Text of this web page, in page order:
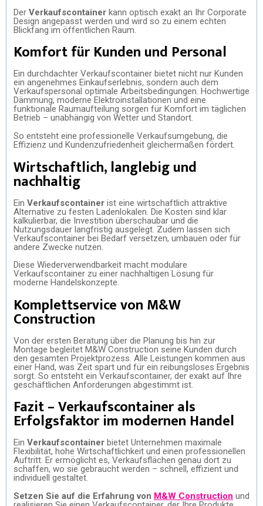
Der Verkaufscontainer kann optisch exakt an Ihr Corporate
Design angepasst werden und wird so zu einem echten
Blickfang im öffentlichen Raum.
Komfort für Kunden und Personal
Ein durchdachter Verkaufscontainer bietet nicht nur Kunden
ein angenehmes Einkaufserlebnis, sondern auch dem
Verkaufspersonal optimale Arbeitsbedingungen. Hochwertige
Dämmung, moderne Elektroinstallationen und eine
funktionale Raumaufteilung sorgen für Komfort im täglichen
Betrieb – unabhängig von Wetter und Standort.
So entsteht eine professionelle Verkaufsumgebung, die
Effizienz und Kundenzufriedenheit gleichermaßen fördert.
Wirtschaftlich, langlebig und
nachhaltig
Ein Verkaufscontainer ist eine wirtschaftlich attraktive
Alternative zu festen Ladenlokalen. Die Kosten sind klar
kalkulierbar, die Investition überschaubar und die
Nutzungsdauer langfristig ausgelegt. Zudem lassen sich
Verkaufscontainer bei Bedarf versetzen, umbauen oder für
andere Zwecke nutzen.
Diese Wiederverwendbarkeit macht modulare
Verkaufscontainer zu einer nachhaltigen Lösung für
moderne Handelskonzepte.
Komplettservice von M&W
Construction
Von der ersten Beratung über die Planung bis hin zur
Montage begleitet M&W Construction seine Kunden durch
den gesamten Projektprozess. Alle Leistungen kommen aus
einer Hand, was Zeit spart und für ein reibungsloses Ergebnis
sorgt. So entsteht ein Verkaufscontainer, der exakt auf Ihre
geschäftlichen Anforderungen abgestimmt ist.
Fazit – Verkaufscontainer als
Erfolgsfaktor im modernen Handel
Ein Verkaufscontainer bietet Unternehmen maximale
Flexibilität, hohe Wirtschaftlichkeit und einen professionellen
Auftritt. Er ermöglicht es, Verkaufsflächen genau dort zu
schaffen, wo sie gebraucht werden – schnell, effizient und
individuell gestaltet.
Setzen Sie auf die Erfahrung von M&W Construction und